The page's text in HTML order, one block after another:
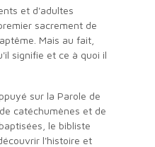
sacrement de
Mais au fait,
signifie et ce à quoi il
catéchumènes et de
le bibliste
l'histoire et